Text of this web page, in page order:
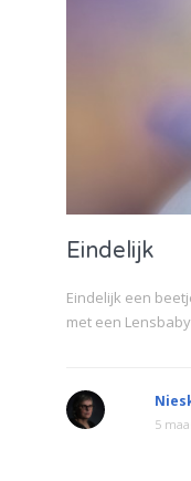
Eindelijk
Eindelijk een
met een
5